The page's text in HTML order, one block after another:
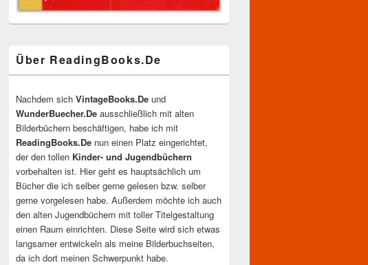
Über ReadingBooks.De
Nachdem sich VintageBooks.De und
WunderBuecher.De ausschließlich mit alten
Bilderbüchern beschäftigen, habe ich mit
ReadingBooks.De nun einen Platz eingerichtet,
der den tollen Kinder- und Jugendbüchern
vorbehalten ist. Hier geht es hauptsächlich um
Bücher die ich selber gerne gelesen bzw. selber
gerne vorgelesen habe. Außerdem möchte ich auch
den alten Jugendbüchern mit toller Titelgestaltung
einen Raum einrichten. Diese Seite wird sich etwas
langsamer entwickeln als meine Bilderbuchseiten,
da ich dort meinen Schwerpunkt habe.